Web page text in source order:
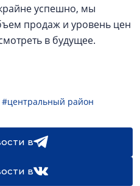
успешно, мы
продаж и уровень цен
в будущее.
#центральный район
в
в